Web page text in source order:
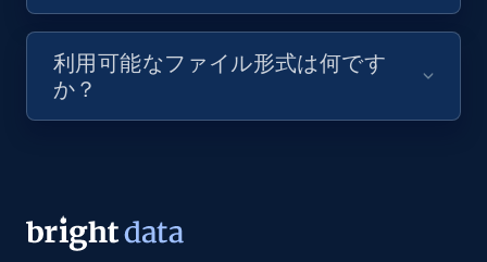
URL, Title, Youtuber, Youtuber md5, Video url,
Video length, Likes, Views, and more.
Amazon Reviews
URL, Product name, Product rating, Product
利用可能なファイル形式は何です
か？